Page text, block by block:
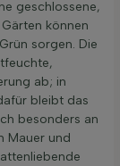
geschlossene,
können
sorgen. Die
ab; in
bleibt das
besonders an
Mauer und